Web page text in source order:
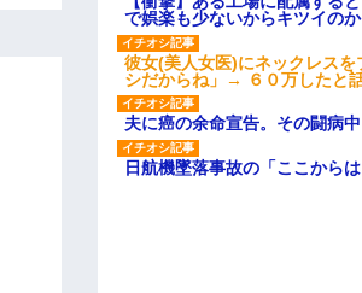
で娯楽も少ないからキツイの
彼女(美人女医)にネックレス
シだからね」→ ６０万したと
夫に癌の余命宣告。その闘病
日航機墜落事故の「ここから